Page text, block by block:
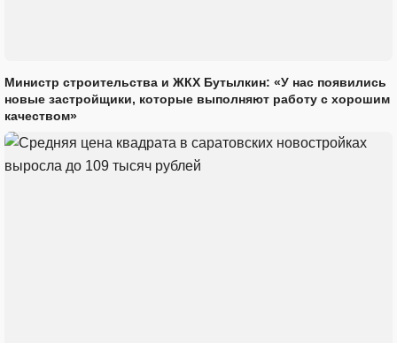
Министр строительства и ЖКХ Бутылкин: «У нас появились
новые застройщики, которые выполняют работу с хорошим
качеством»